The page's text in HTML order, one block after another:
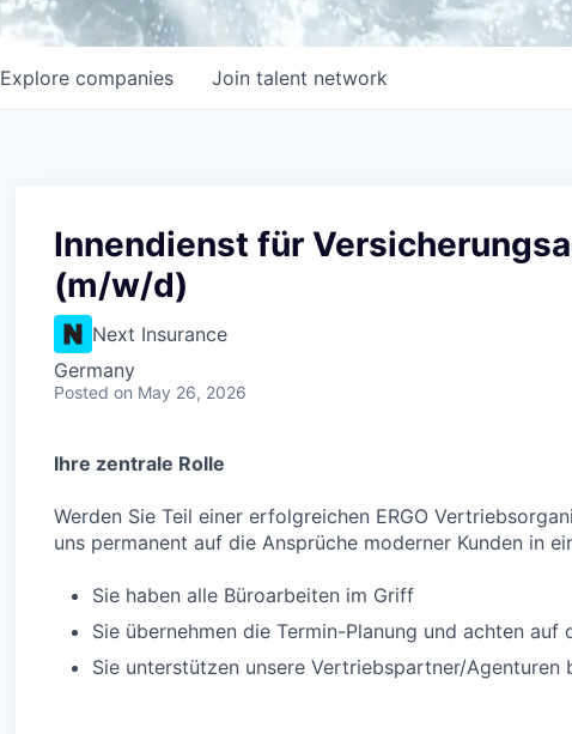
Explore companies Join talent network
Innendienst für
(m/w/d)
Next Insurance
Germany
Posted on May 26, 2026
Ihre zentrale Rolle
Werden Sie Teil einer erfolgreichen ERGO
uns permanent auf die Ansprüche moderner Kunden in
Sie haben alle Büroarbeiten im Griff
Sie übernehmen die Termin-Planung und achten auf
Sie unterstützen unsere Vertriebspartner/Agenturen